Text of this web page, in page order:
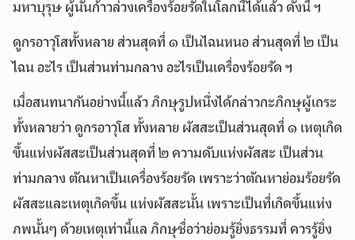
มหาบุรุษ ผู้นั้นก้าวล่วงเครื่องร้อยรัดในโลกนี้ได้แล้ว ดังนี้ ฯ
ดูกรอาวุโสทั้งหลาย ส่วนสุดที่ ๑ เป็นไฉนหนอ ส่วนสุดที่ ๒ เป็น
ไฉน อะไร เป็นส่วนท่ามกลาง อะไรเป็นเครื่องร้อยรัด ฯ
เมื่อสนทนากันอย่างนี้แล้ว ภิกษุรูปหนึ่งได้กล่าวกะภิกษุผู้เถระ
ทั้งหลายว่า ดูกรอาวุโส ทั้งหลาย ผัสสะเป็นส่วนสุดที่ ๑ เหตุเกิด
ขึ้นแห่งผัสสะเป็นส่วนสุดที่ ๒ ความดับแห่งผัสสะ เป็นส่วน
ท่ามกลาง ตัณหาเป็นเครื่องร้อยรัด เพราะว่าตัณหาย่อมร้อยรัด
ผัสสะและเหตุเกิดขึ้น แห่งผัสสะนั้น เพราะเป็นที่เกิดขึ้นแห่ง
ภพนั้นๆ ด้วยเหตุเท่านี้แล ภิกษุชื่อว่าย่อมรู้ยิ่งธรรมที่ ควรรู้ยิ่ง